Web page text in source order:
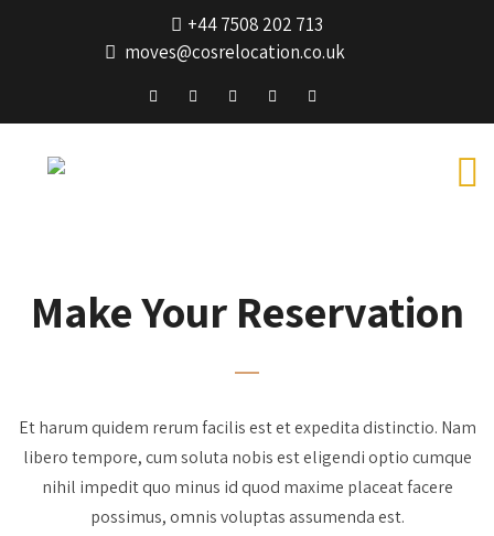
+44 7508 202 713
moves@cosrelocation.co.uk
Make Your Reservation
Et harum quidem rerum facilis est et expedita distinctio. Nam
libero tempore, cum soluta nobis est eligendi optio cumque
nihil impedit quo minus id quod maxime placeat facere
possimus, omnis voluptas assumenda est.